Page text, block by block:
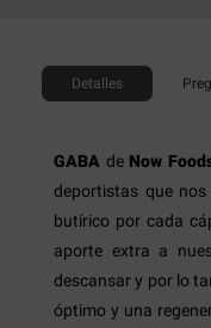
Detalles
GABA de Now
deportistas que
butírico por cada
aporte extra a
descansar y por lo
óptimo y una